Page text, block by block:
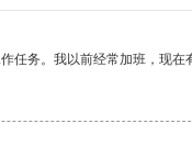
务。我以前经常加班，现在